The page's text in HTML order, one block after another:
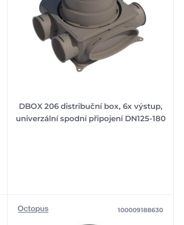
DBOX 206 distribuční box, 6x výstup,
univerzální spodní připojení DN125-180
100009188630